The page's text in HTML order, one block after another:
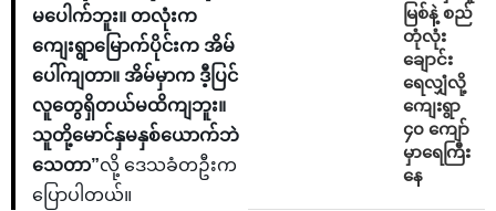
မပေါက်ဘူး။ တလုံးက
ကျေးရွာမြောက်ပိုင်းက အိမ်
ပေါ်ကျတာ။ အိမ်မှာက ဒီ့ပြင်
လူတွေရှိတယ်မထိကျဘူး။
သူတို့မောင်နှမနှစ်ယောက်ဘဲ
သေတာ”လို့ ဒေသခံတဦးက
ပြောပါတယ်။
မြစ်နဲ့ စည်
တုံလုံး
ချောင်း
ရေလျှံလို့
ကျေးရွာ
၄၀ ကျော်
မှာရေကြီး
နေ